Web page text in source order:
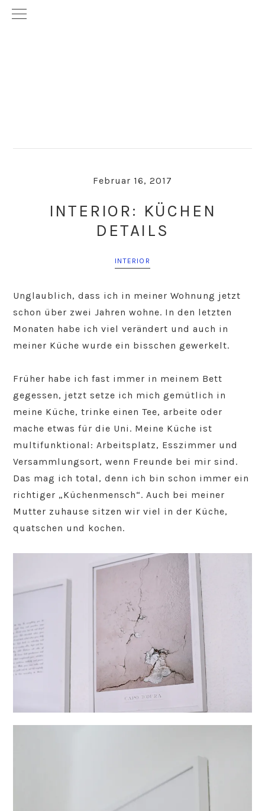
Februar 16, 2017
INTERIOR: KÜCHEN
DETAILS
INTERIOR
Unglaublich, dass ich in meiner Wohnung jetzt
schon über zwei Jahren wohne. In den letzten
Monaten habe ich viel verändert und auch in
meiner Küche wurde ein bisschen gewerkelt.
Früher habe ich fast immer in meinem Bett
gegessen, jetzt setze ich mich gemütlich in
meine Küche, trinke einen Tee, arbeite oder
mache etwas für die Uni. Meine Küche ist
multifunktional: Arbeitsplatz, Esszimmer und
Versammlungsort, wenn Freunde bei mir sind.
Das mag ich total, denn ich bin schon immer ein
richtiger „Küchenmensch“. Auch bei meiner
Mutter zuhause sitzen wir viel in der Küche,
quatschen und kochen.